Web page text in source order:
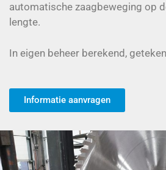
automatische zaagbeweging op
lengte.
In eigen beheer berekend,
Informatie aanvragen